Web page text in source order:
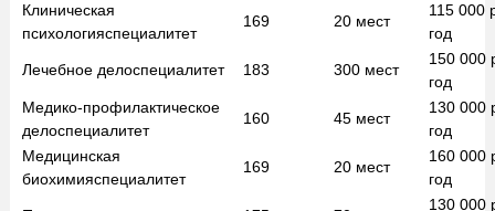
Клиническая
психологияспециалитет
169 20 мест
115 000
год
Лечебное делоспециалитет 183 300 мест
150 000
год
Медико-профилактическое
делоспециалитет
160 45 мест
130 000
год
Медицинская
биохимияспециалитет
169 20 мест
160 000
год
130 000